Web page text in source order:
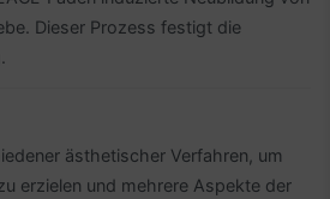
Dieser Prozess festigt die
ästhetischer Verfahren, um
erzielen und mehrere Aspekte der